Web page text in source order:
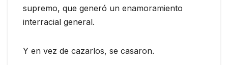
supremo, que generó un enamoramiento
interracial general.
Y en vez de cazarlos, se casaron.